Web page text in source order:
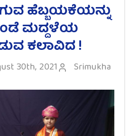
ಹೆಬ್ಬಯಕೆಯನ್ನು
ಮದ್ದಳೆಯ
ಕಲಾವಿದ !
30th, 2021 Srimukha